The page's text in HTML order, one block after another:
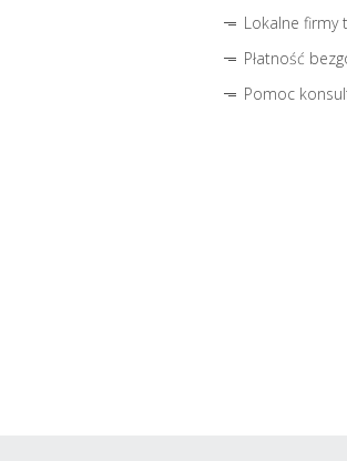
Lokalne firmy
Płatność
Pomoc